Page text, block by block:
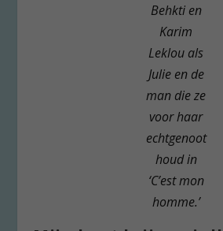
Behkti en
Karim
Leklou als
Julie en de
man die ze
voor haar
echtgenoot
houd in
‘C’est mon
homme.’